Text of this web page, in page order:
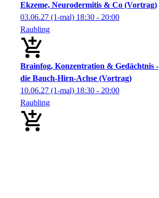
Ekzeme, Neurodermitis & Co (Vortrag)
03.06.27 (1-mal) 18:30 - 20:00
Raubling
Brainfog, Konzentration & Gedächtnis -
die Bauch-Hirn-Achse (Vortrag)
10.06.27 (1-mal) 18:30 - 20:00
Raubling